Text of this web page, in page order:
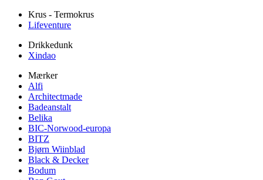
Krus - Termokrus
Lifeventure
Drikkedunk
Xindao
Mærker
Alfi
Architectmade
Badeanstalt
Belika
BIC-Norwood-europa
BITZ
Bjørn Wiinblad
Black & Decker
Bodum